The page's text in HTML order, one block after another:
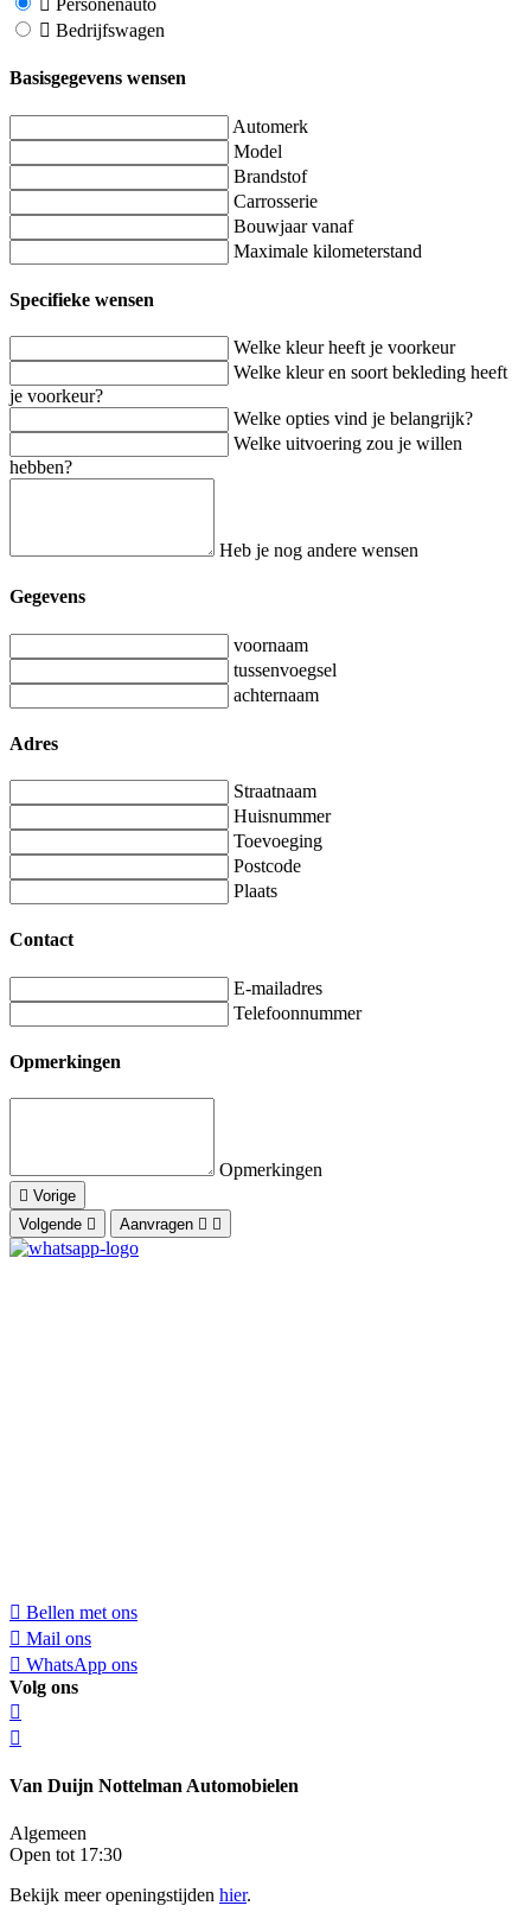
Personenauto
Bedrijfswagen
Basisgegevens wensen
Automerk
Model
Brandstof
Carrosserie
Bouwjaar vanaf
Maximale kilometerstand
Specifieke wensen
Welke kleur heeft je voorkeur
Welke kleur en soort bekleding heeft
je voorkeur?
Welke opties vind je belangrijk?
Welke uitvoering zou je willen
hebben?
Heb je nog andere wensen
Gegevens
voornaam
tussenvoegsel
achternaam
Adres
Straatnaam
Huisnummer
Toevoeging
Postcode
Plaats
Contact
E-mailadres
Telefoonnummer
Opmerkingen
Opmerkingen
Vorige
Volgende
Aanvragen
Bellen met ons
Mail ons
WhatsApp ons
Volg ons
Van Duijn Nottelman Automobielen
Algemeen
Open tot 17:30
Bekijk meer openingstijden hier.